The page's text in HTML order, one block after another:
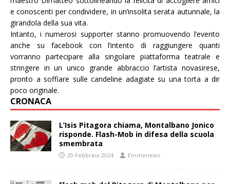
e conoscenti per condividere, in un’insolita serata autunnale, la
girandola della sua vita.
Intanto, i numerosi supporter stanno promuovendo l’evento
anche su facebook con l’intento di raggiungere quanti
vorranno partecipare alla singolare piattaforma teatrale e
stringere in un unico grande abbraccio l’artista novasirese,
pronto a soffiare sulle candeline adagiate su una torta a dir
poco originale.
CRONACA
L’Isis Pitagora chiama, Montalbano Jonico
risponde. Flash-Mob in difesa della scuola
smembrata
20 Febbraio 2024 Emmenews